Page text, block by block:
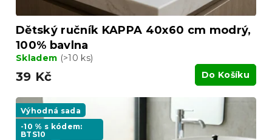
Dětský ručník KAPPA 40x60 cm modrý,
100% bavlna
Skladem (>10 ks)
39 Kč Do Košíku
Výhodná sada
-10 % s kódem:
BTS10